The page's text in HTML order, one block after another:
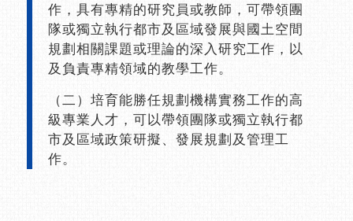
作，具有專精的研究員或教師，可帶領團
隊或獨立執行都市及區域發展與國土空間
規劃相關課題或理論的深入研究工作，以
及負責專精領域的教學工作。
（二）培育能勝任規劃機構實務工作的高
級專業人才，可以帶領團隊或獨立執行都
市及區域政策研擬、發展規劃及管理工
作。